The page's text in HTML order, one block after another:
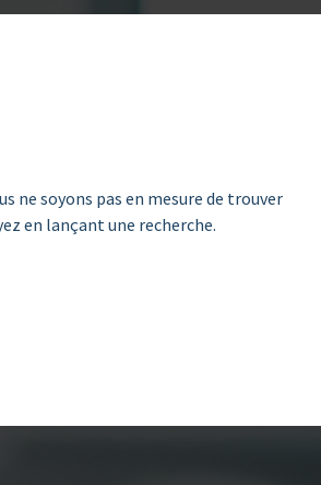
ne soyons pas en mesure de trouver
en lançant une recherche.